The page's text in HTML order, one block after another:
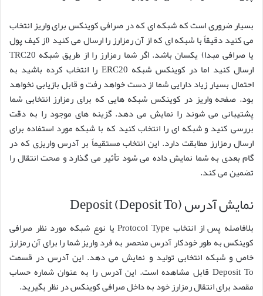
بسیار ضروری است که شبکه ای که در صرافی کوینکس برای واریز انتخاب
می کنید دقیقاً با شبکه ای که از آن رمزارز را ارسال می کنید (از کیف پول
یا صرافی مبدا) یکسان باشد. اگر شما رمزارز را از طریق شبکه TRC20
ارسال کنید اما در کوینکس شبکه ERC20 را انتخاب کرده باشید به
احتمال بسیار زیاد دارایی شما از دست خواهد رفت و قابل بازیابی نخواهد
بود. صفحه واریز در کوینکس شبکه هایی که برای رمزارز انتخابی شما
پشتیبانی می شوند را نمایش می دهد. گزینه های موجود را به دقت
بررسی کنید و شبکه ای را انتخاب کنید که با شبکه مورد استفاده برای
ارسال رمزارز مطابقت دارد. این انتخاب مستقیماً بر آدرس واریزی که در
گام بعدی به شما نمایش داده می شود تأثیر می گذارد و صحت انتقال را
تضمین می کند.
نمایش آدرس Deposit (Deposit To)
بلافاصله پس از انتخاب Protocol Type یا نوع شبکه مورد نظر صرافی
کوینکس به طور خودکار آدرس منحصر به فرد واریز شما را برای آن رمزارز
خاص و شبکه انتخابی تولید و نمایش می دهد. این آدرس در قسمت
Deposit To قابل مشاهده است. این آدرس را به عنوان شماره حساب
مقصد برای انتقال رمزارز خود به داخل صرافی کوینکس در نظر بگیرید.